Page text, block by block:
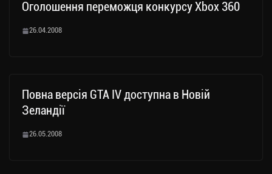
Оголошення переможця конкурсу Xbox 360
26.04.2008
Повна версія GTA IV доступна в Новій
Зеландії
26.05.2008